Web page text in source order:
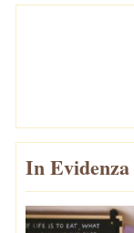
In Evidenza